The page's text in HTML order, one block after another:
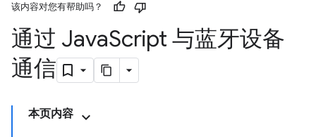
该内容对您有帮助吗？
通过 JavaScript 与蓝牙设备
通信
本页内容